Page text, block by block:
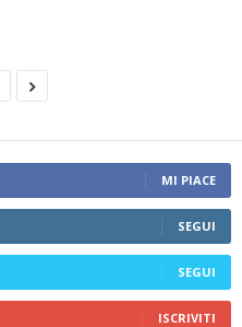
MI PIACE
SEGUI
SEGUI
ISCRIVITI